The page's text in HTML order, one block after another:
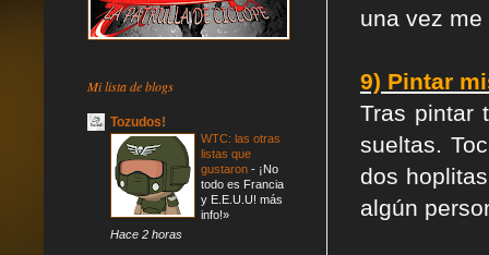
una vez
9) Pintar
Tras pintar
sueltas.
dos
algún
Mi lista de blogs
Tozudos!
WTC: las otras
listas que
gustaron - ¡No
todo es Francia
y E.E.U.U! más
info!»
Hace 2 horas